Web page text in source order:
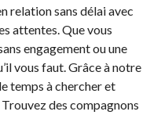
relation sans délai avec
attentes. Que vous
engagement ou une
vous faut. Grâce à notre
temps à chercher et
des compagnons